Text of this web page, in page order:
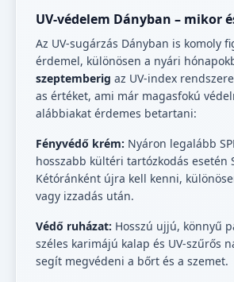
UV-védelem Dányban – mikor
Az UV-sugárzás Dányban is komoly
érdemel, különösen a nyári
szeptemberig az UV-index
as értéket, ami már magasfokú
alábbiakat érdemes betartani:
Fényvédő krém: Nyáron legalább
hosszabb kültéri tartózkodás esetén
Kétóránként újra kell kenni,
vagy izzadás után.
Védő ruházat: Hosszú ujjú, könnyű
széles karimájú kalap és UV-szűrős
segít megvédeni a bőrt és a szemet.